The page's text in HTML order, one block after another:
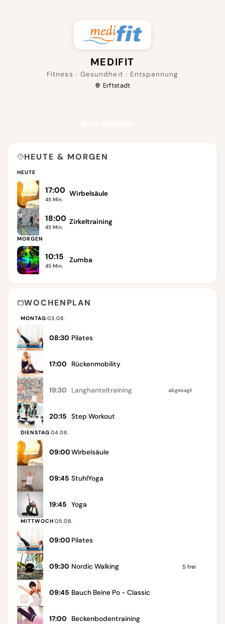
MEDIFIT
Fitness · Gesundheit · Entspannung
Erftstadt
HEUTE & MORGEN
HEUTE
17:00
45 Min.
Wirbelsäule
18:00
45 Min.
Zirkeltraining
MORGEN
10:15
45 Min.
Zumba
WOCHENPLAN
MONTAG 03.08.
08:30 Pilates
17:00 Rückenmobility
19:30 Langhanteltraining abgesagt
20:15 Step Workout
DIENSTAG 04.08.
09:00Wirbelsäule
09:45 StuhlYoga
19:45 Yoga
MITTWOCH 05.08.
09:00 Pilates
09:30 Nordic Walking 5 frei
09:45 Bauch Beine Po - Classic
17:00 Beckenbodentraining